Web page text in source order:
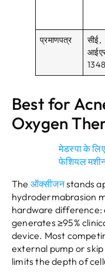
प्रमाणपत्र
सीई,
Best for
Oxygen
मेडस्पा के
फेशियल
The ऑक्सीजनstands
hydrodermabrasion
hardware difference:
generates ≥95%
device. Most
external pump or
limits the depth of